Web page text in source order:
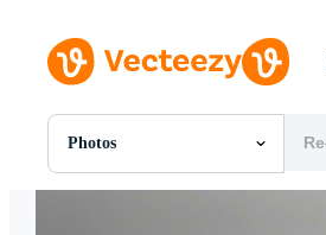
Photos
Toutes Images